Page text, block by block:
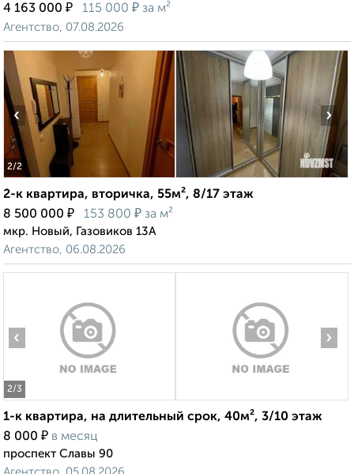
4 163 000 ₽ 115 000 ₽ за м²
Агентство, 07.08.2026
2/2
‹ ›
2-к квартира, вторичка, 55м², 8/17 этаж
8 500 000 ₽ 153 800 ₽ за м²
мкр. Новый, Газовиков 13А
Агентство, 06.08.2026
2/3
‹ ›
1-к квартира, на длительный срок, 40м², 3/10 этаж
8 000 ₽ в месяц
проспект Славы 90